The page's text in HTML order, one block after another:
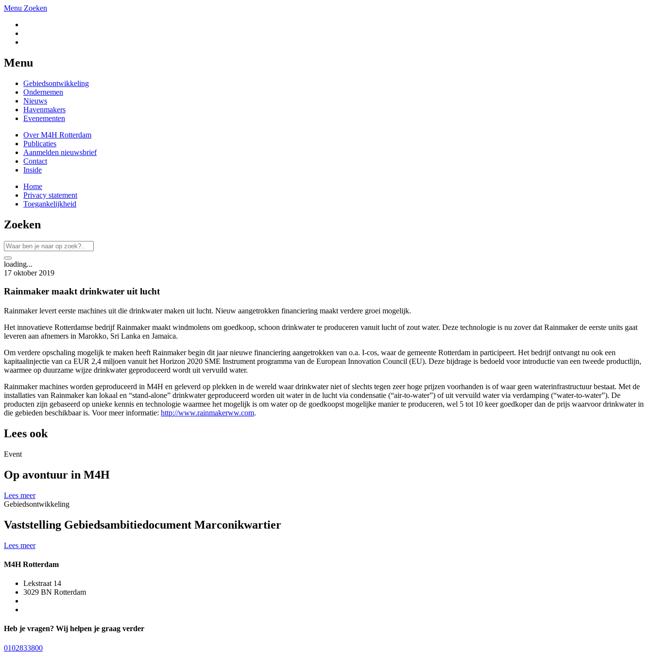
Menu Zoeken
Menu
Gebiedsontwikkeling
Ondernemen
Nieuws
Havenmakers
Evenementen
Over M4H Rotterdam
Publicaties
Aanmelden nieuwsbrief
Contact
Inside
Home
Privacy statement
Toegankelijkheid
Zoeken
loading...
17 oktober 2019
Rainmaker maakt drinkwater uit lucht
Rainmaker levert eerste machines uit die drinkwater maken uit lucht. Nieuw aangetrokken financiering maakt verdere groei mogelijk.
Het innovatieve Rotterdamse bedrijf Rainmaker maakt windmolens om goedkoop, schoon drinkwater te produceren vanuit lucht of zout water. Deze technologie is nu zover dat Rainmaker de eerste units gaat
leveren aan afnemers in Marokko, Sri Lanka en Jamaica.
Om verdere opschaling mogelijk te maken heeft Rainmaker begin dit jaar nieuwe financiering aangetrokken van o.a. I-cos, waar de gemeente Rotterdam in participeert. Het bedrijf ontvangt nu ook een
kapitaalinjectie van ca EUR 2,4 miljoen vanuit het Horizon 2020 SME Instrument programma van de European Innovation Council (EU). Deze bijdrage is bedoeld voor introductie van een tweede productlijn,
waarmee op duurzame wijze drinkwater geproduceerd wordt uit vervuild water.
Rainmaker machines worden geproduceerd in M4H en geleverd op plekken in de wereld waar drinkwater niet of slechts tegen zeer hoge prijzen voorhanden is of waar geen waterinfrastructuur bestaat. Met de
installaties van Rainmaker kan lokaal en “stand-alone” drinkwater geproduceerd worden uit water in de lucht via condensatie (“air-to-water”) of uit vervuild water via verdamping (“water-to-water”). De
producten zijn gebaseerd op unieke kennis en technologie waarmee het mogelijk is om water op de goedkoopst mogelijke manier te produceren, wel 5 tot 10 keer goedkoper dan de prijs waarvoor drinkwater in
die gebieden beschikbaar is. Voor meer informatie: http://www.rainmakerww.com.
Lees ook
Event
Op avontuur in M4H
Lees meer
Gebiedsontwikkeling
Vaststelling Gebiedsambitiedocument Marconikwartier
Lees meer
M4H Rotterdam
Lekstraat 14
3029 BN Rotterdam
Heb je vragen? Wij helpen je graag verder
0102833800